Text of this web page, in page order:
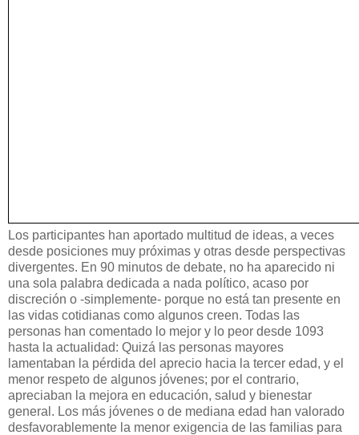
Los participantes han aportado multitud de ideas, a veces
desde posiciones muy próximas y otras desde perspectivas
divergentes. En 90 minutos de debate, no ha aparecido ni
una sola palabra dedicada a nada político, acaso por
discreción o -simplemente- porque no está tan presente en
las vidas cotidianas como algunos creen. Todas las
personas han comentado lo mejor y lo peor desde 1093
hasta la actualidad: Quizá las personas mayores
lamentaban la pérdida del aprecio hacia la tercer edad, y el
menor respeto de algunos jóvenes; por el contrario,
apreciaban la mejora en educación, salud y bienestar
general. Los más jóvenes o de mediana edad han valorado
desfavorablemente la menor exigencia de las familias para